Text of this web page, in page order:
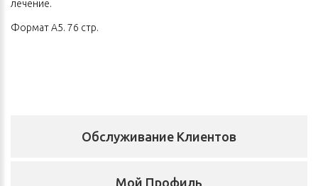
лечение.
Формат А5. 76 стр.
Обслуживание Клиентов
Мой Профиль